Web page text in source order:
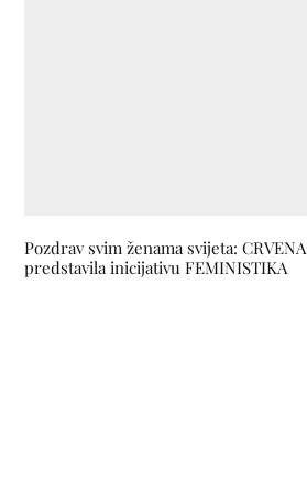
Pozdrav svim ženama svijeta: CRVENA
predstavila inicijativu FEMINISTIKA